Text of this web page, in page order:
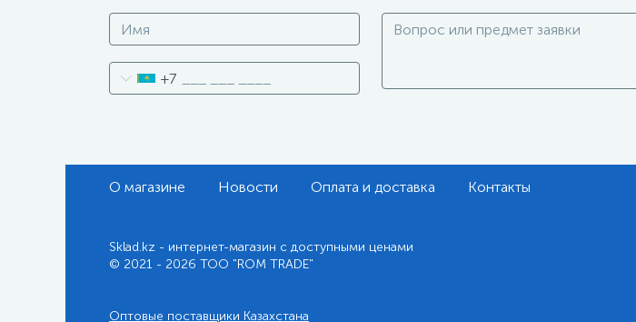
+7
О магазине Новости Оплата и доставка Контакты
Sklad.kz - интернет-магазин с доступными ценами
© 2021 - 2026 ТОО "ROM TRADE"
Оптовые поставщики Казахстана